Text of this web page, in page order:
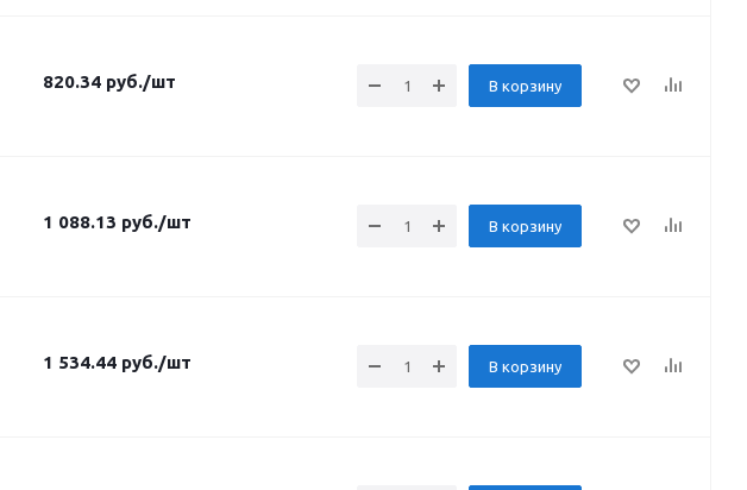
820.34 руб./шт В корзину
1 088.13 руб./шт В корзину
1 534.44 руб./шт В корзину